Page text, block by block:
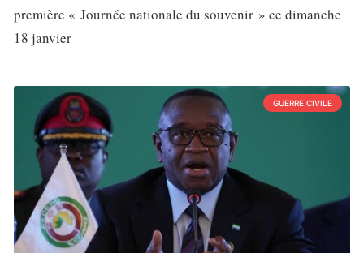
première « Journée nationale du souvenir » ce dimanche
18 janvier
GUERRE CIVILE